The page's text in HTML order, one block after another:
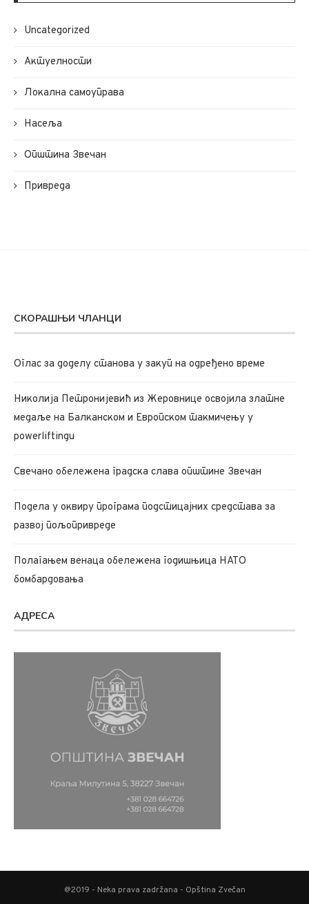
Uncategorized
Актуелности
Локална самоуправа
Насеља
Општина Звечан
Привреда
СКОРАШЊИ ЧЛАНЦИ
Oглас за доделу станова у закуп на одређено време
Николија Петронијевић из Жеровнице освојила златне
медаље на Балканском и Европском такмичењу у
powerliftingu
Свечано обележена градска слава општине Звечан
Подела у оквиру програма подстицајних средстава за
развој пољопривреде
Полагањем венаца обележена годишњица НАТО
бомбардовања
АДРЕСА
@2019 - Neka prava zadržana - Opština Zvečan